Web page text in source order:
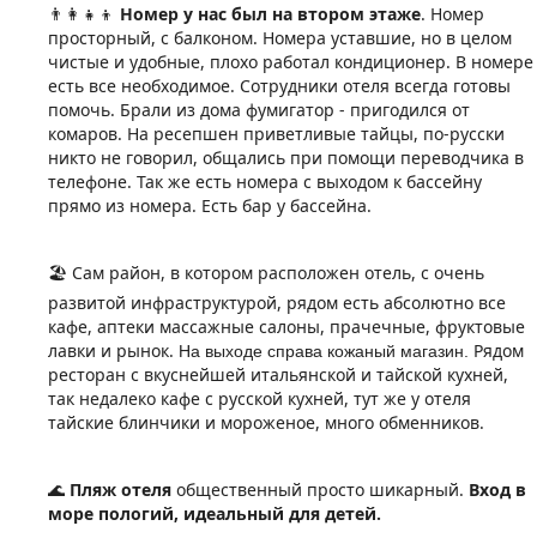
👨 👩 👧 👦 Номер у нас был на втором этаже. Номер
просторный, с балконом. Номера уставшие, но в целом
чистые и удобные, плохо работал кондиционер. В номере
есть все необходимое. Сотрудники отеля всегда готовы
помочь. Брали из дома фумигатор - пригодился от
комаров. На ресепшен приветливые тайцы, по-русски
никто не говорил, общались при помощи переводчика в
телефоне. Так же есть номера с выходом к бассейну
прямо из номера. Есть бар у бассейна.
🏖 ️ Сам район, в котором расположен отель, с очень
развитой инфраструктурой, рядом есть абсолютно все
кафе, аптеки массажные салоны, прачечные, фруктовые
лавки и рынок. На выходе справа кожаный магазин. Рядом
ресторан с вкуснейшей итальянской и тайской кухней,
так недалеко кафе с русской кухней, тут же у отеля
тайские блинчики и мороженое, много обменников.
🌊 Пляж отеля общественный просто шикарный. Вход в
море пологий, идеальный для детей.